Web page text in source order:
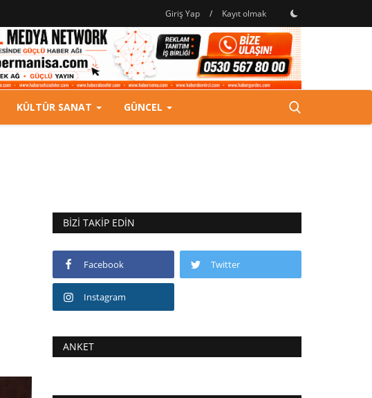
Giriş Yap / Kayıt olmak
KÜLTÜR SANAT GÜNCEL
BIZI TAKIP EDIN
Facebook Twitter
Instagram
ANKET